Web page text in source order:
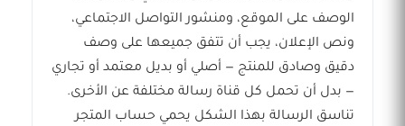
الوصف على الموقع، ومنشور التواصل الاجتماعي،
ونص الإعلان، يجب أن تتفق جميعها على وصف
دقيق وصادق للمنتج — أصلي أو بديل معتمد أو تجاري
— بدل أن تحمل كل قناة رسالة مختلفة عن الأخرى.
تناسق الرسالة بهذا الشكل يحمي حساب المتجر